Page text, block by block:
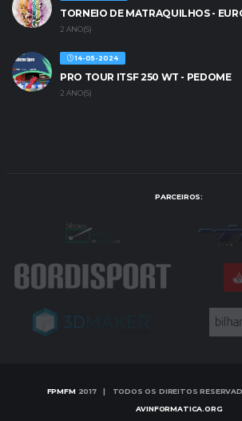
TORNEIO DE MATRAQUILHOS -
2 ANO(S)
14-05-2024
PRO TOUR ITSF 250 WT - PEDOME
2 ANO(S)
PARCEIROS:
FPMFM2017 | TODOS OS DIREITOS
AVINFORMATICA.ORG